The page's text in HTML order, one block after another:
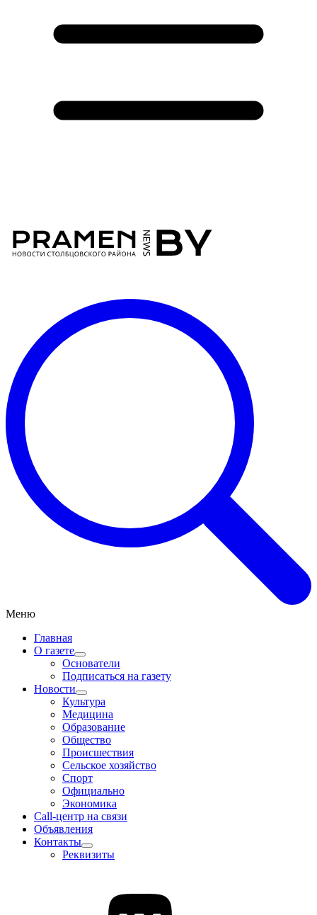
Меню
Главная
О газете
Основатели
Подписаться на газету
Новости
Культура
Медицина
Образование
Общество
Происшествия
Сельское хозяйство
Спорт
Официально
Экономика
Call-центр на связи
Объявления
Контакты
Реквизиты